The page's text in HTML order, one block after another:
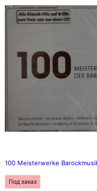
100 Meisterwerke
Под заказ